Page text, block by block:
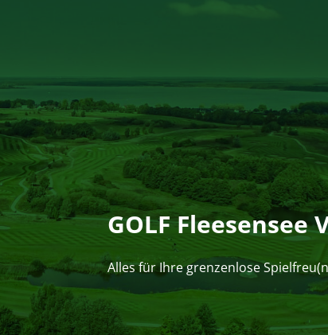
GOLF Fleesensee
Alles für Ihre grenzenlose